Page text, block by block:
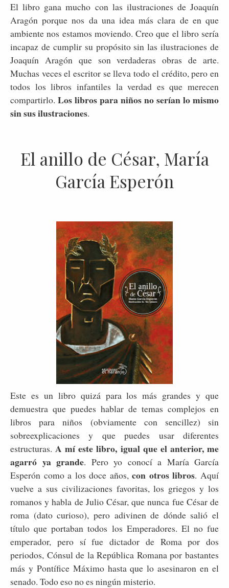
El libro gana mucho con las ilustraciones de Joaquín
Aragón porque nos da una idea más clara de en que
ambiente nos estamos moviendo. Creo que el libro sería
incapaz de cumplir su propósito sin las ilustraciones de
Joaquín Aragón que son verdaderas obras de arte.
Muchas veces el escritor se lleva todo el crédito, pero en
todos los libros infantiles la verdad es que merecen
compartirlo. Los libros para niños no serían lo mismo
sin sus ilustraciones.
El anillo de César, María
García Esperón
Este es un libro quizá para los más grandes y que
demuestra que puedes hablar de temas complejos en
libros para niños (obviamente con sencillez) sin
sobreexplicaciones y que puedes usar diferentes
estructuras.A mí este libro, igual que el anterior, me
agarró ya grande. Pero yo conocí a María García
Esperón como a los doce años,con otros libros. Aquí
vuelve a sus civilizaciones favoritas, los griegos y los
romanos y habla de Julio César, que nunca fue César de
roma (dato curioso), pero adivinen de dónde salió el
título que portaban todos los Emperadores. El no fue
emperador, pero sí fue dictador de Roma por dos
periodos, Cónsul de la República Romana por bastantes
más y Pontífice Máximo hasta que lo asesinaron en el
senado. Todo eso no es ningún misterio.